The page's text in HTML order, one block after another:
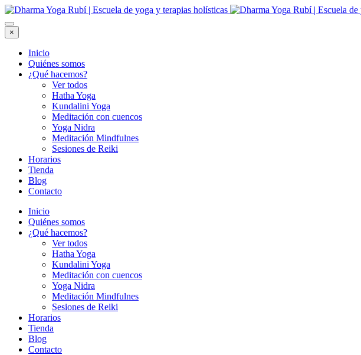
×
Inicio
Quiénes somos
¿Qué hacemos?
Ver todos
Hatha Yoga
Kundalini Yoga
Meditación con cuencos
Yoga Nidra
Meditación Mindfulnes
Sesiones de Reiki
Horarios
Tienda
Blog
Contacto
Inicio
Quiénes somos
¿Qué hacemos?
Ver todos
Hatha Yoga
Kundalini Yoga
Meditación con cuencos
Yoga Nidra
Meditación Mindfulnes
Sesiones de Reiki
Horarios
Tienda
Blog
Contacto